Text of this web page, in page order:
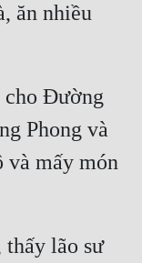
ăn nhiều
cho Đường
Phong và
mấy món
thấy lão sư